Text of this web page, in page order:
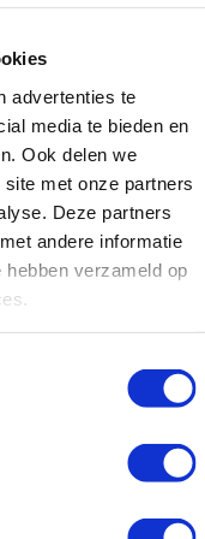
advertenties te
media te bieden en
Ook delen we
met onze partners
Deze partners
andere informatie
verzameld op